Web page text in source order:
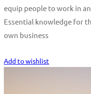
equip people to work in
Essential knowledge for
own business
Add to wishlist